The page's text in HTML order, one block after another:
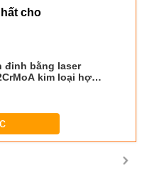
cho
bằng laser
kim loại hợp